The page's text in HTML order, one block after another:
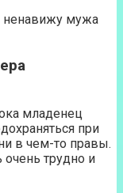
ненавижу мужа
младенец
при
в чем-то правы.
трудно и